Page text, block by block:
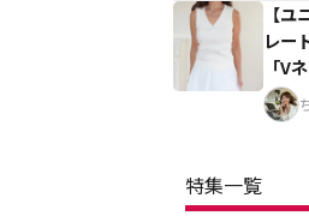
【
レー
「V
特集一覧